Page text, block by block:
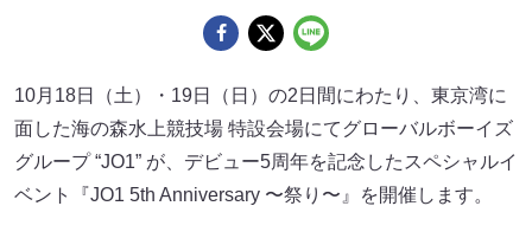
10月18日（土）・19日（日）の2日間にわたり、東京湾に
面した海の森水上競技場 特設会場にてグローバルボーイズ
グループ “JO1” が、デビュー5周年を記念したスペシャルイ
ベント『JO1 5th Anniversary 〜祭り〜』を開催します。